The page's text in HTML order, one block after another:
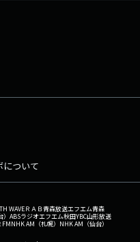
について
WAVEＲＡＢ青森放送エフエム青森
ABSラジオエフエム秋田YBC山形放送
FMNHK AM（札幌） NHK AM（仙台）